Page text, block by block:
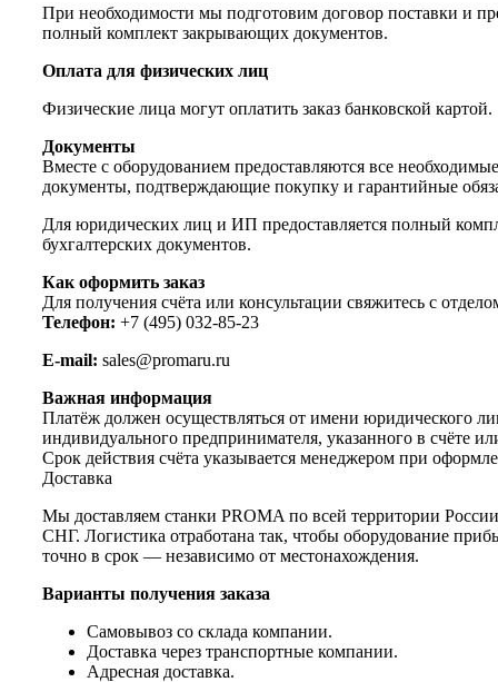
При необходимости мы подготовим договор поставки и
полный комплект закрывающих документов.
Оплата для физических лиц
Физические лица могут оплатить заказ банковской картой.
Документы
Вместе с оборудованием предоставляются все необходимые
документы, подтверждающие покупку и гарантийные
Для юридических лиц и ИП предоставляется полный
бухгалтерских документов.
Как оформить заказ
Для получения счёта или консультации свяжитесь с
Телефон: +7 (495) 032-85-23
E-mail: sales@promaru.ru
Важная информация
Платёж должен осуществляться от имени юридического
индивидуального предпринимателя, указанного в счёте
Срок действия счёта указывается менеджером при
Доставка
Мы доставляем станки PROMA по всей территории
СНГ. Логистика отработана так, чтобы оборудование
точно в срок — независимо от местонахождения.
Варианты получения заказа
Самовывоз со склада компании.
Доставка через транспортные компании.
Адресная доставка.